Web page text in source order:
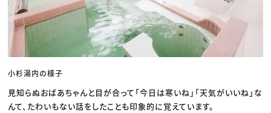
小杉湯内の様子
見知らぬおばあちゃんと目が合って「今日は寒いね」「天気がいいね」な
んて、たわいもない話をしたことも印象的に覚えています。